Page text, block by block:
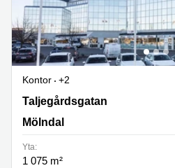
Kontor
+2
Taljegårdsgatan 11, Mölndal
Taljegårdsgatan
Mölndal
Yta:
1 075 m²